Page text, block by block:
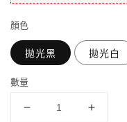
顏色
拋光黑 拋光白
數量